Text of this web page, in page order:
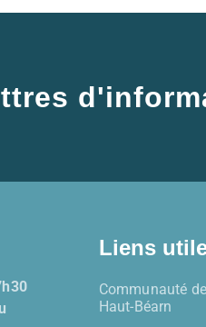
Liens
Communauté
Haut-Béarn